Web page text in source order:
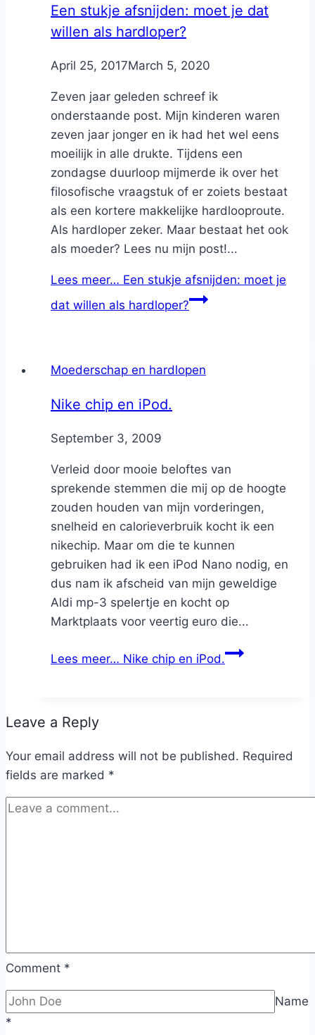
Een stukje afsnijden: moet je dat
willen als hardloper?
ByNicole
April 25, 2017March 5, 2020
Zeven jaar geleden schreef ik
onderstaande post. Mijn kinderen waren
zeven jaar jonger en ik had het wel eens
moeilijk in alle drukte. Tijdens een
zondagse duurloop mijmerde ik over het
filosofische vraagstuk of er zoiets bestaat
als een kortere makkelijke hardlooproute.
Als hardloper zeker. Maar bestaat het ook
als moeder? Lees nu mijn post!...
Lees meer… Een stukje afsnijden: moet je
dat willen als hardloper?
Moederschap en hardlopen
Nike chip en iPod.
ByNicole
September 3, 2009
Verleid door mooie beloftes van
sprekende stemmen die mij op de hoogte
zouden houden van mijn vorderingen,
snelheid en calorieverbruik kocht ik een
nikechip. Maar om die te kunnen
gebruiken had ik een iPod Nano nodig, en
dus nam ik afscheid van mijn geweldige
Aldi mp-3 spelertje en kocht op
Marktplaats voor veertig euro die...
Lees meer… Nike chip en iPod.
Leave a Reply
Your email address will not be published. Required
fields are marked *
Comment *
Name
*